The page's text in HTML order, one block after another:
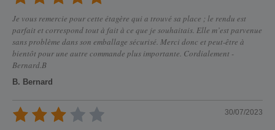
Je vous remercie pour cette étagère qui a trouvé sa place ; le rendu est
parfait et correspond tout à fait à ce que je souhaitais. Elle m’est parvenue
sans problème dans son emballage sécurisé. Merci donc et peut-être à
bientôt pour une autre commande plus importante. Cordialement -
Bernard.B
B. Bernard
30/07/2023